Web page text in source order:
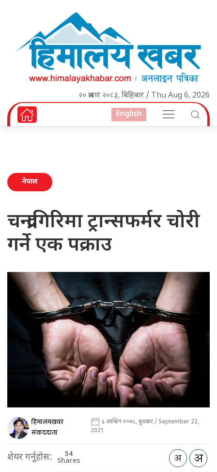
२० श्रावण २०८३, बिहिबार / Thu Aug 6, 2026
English
नेपाल
चन्द्रागिरिमा ट्रान्सफर्मर चोरी
गर्ने एक पक्राउ
हिमालयखवर
संवाददाता
६ आश्विन २०७८, बुधबार / September 22,
2021
शेयर गर्नुहोस: 54
Shares